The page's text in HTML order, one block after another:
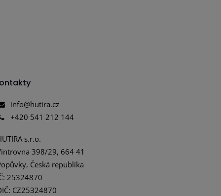
info@hutira.cz
+420 541 212 144
s.r.o.
398/29, 664 41
Česká republika
25324870
CZ25324870